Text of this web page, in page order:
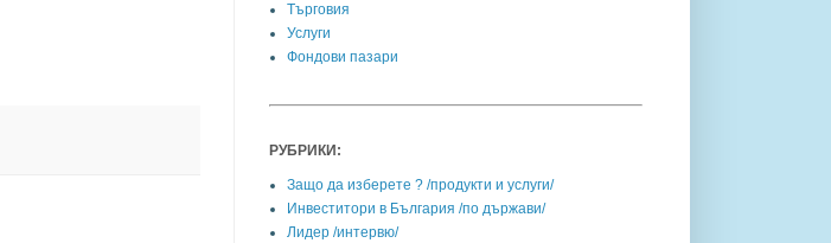
Търговия
Услуги
Фондови пазари
РУБРИКИ:
Защо да изберете ? /продукти и услуги/
Инвеститори в България /по държави/
Лидер /интервю/